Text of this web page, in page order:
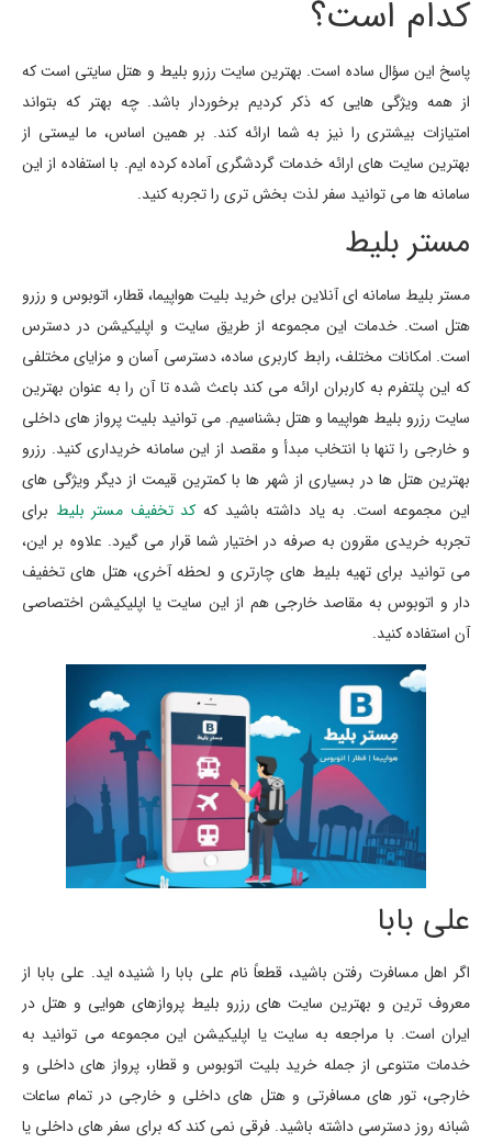
کدام است؟
پاسخ این سؤال ساده است. بهترین سایت رزرو بلیط و هتل سایتی است که
از همه ویژگی هایی که ذکر کردیم برخوردار باشد. چه بهتر که بتواند
امتیازات بیشتری را نیز به شما ارائه کند. بر همین اساس، ما لیستی از
بهترین سایت های ارائه خدمات گردشگری آماده کرده ایم. با استفاده از این
سامانه ها می توانید سفر لذت بخش تری را تجربه کنید.
مستر بلیط
مستر بلیط سامانه ای آنلاین برای خرید بلیت هواپیما، قطار، اتوبوس و رزرو
هتل است. خدمات این مجموعه از طریق سایت و اپلیکیشن در دسترس
است. امکانات مختلف، رابط کاربری ساده، دسترسی آسان و مزایای مختلفی
که این پلتفرم به کاربران ارائه می کند باعث شده تا آن را به عنوان بهترین
سایت رزرو بلیط هواپیما و هتل بشناسیم. می توانید بلیت پرواز های داخلی
و خارجی را تنها با انتخاب مبدأ و مقصد از این سامانه خریداری کنید. رزرو
بهترین هتل ها در بسیاری از شهر ها با کمترین قیمت از دیگر ویژگی های
این مجموعه است. به یاد داشته باشید که کد تخفیف مستر بلیط برای
تجربه خریدی مقرون به صرفه در اختیار شما قرار می گیرد. علاوه بر این،
می توانید برای تهیه بلیط های چارتری و لحظه آخری، هتل های تخفیف
دار و اتوبوس به مقاصد خارجی هم از این سایت یا اپلیکیشن اختصاصی
آن استفاده کنید.
علی بابا
اگر اهل مسافرت رفتن باشید، قطعاً نام علی بابا را شنیده اید. علی بابا از
معروف ترین و بهترین سایت های رزرو بلیط پروازهای هوایی و هتل در
ایران است. با مراجعه به سایت یا اپلیکیشن این مجموعه می توانید به
خدمات متنوعی از جمله خرید بلیت اتوبوس و قطار، پرواز های داخلی و
خارجی، تور های مسافرتی و هتل های داخلی و خارجی در تمام ساعات
شبانه روز دسترسی داشته باشید. فرقی نمی کند که برای سفر های داخلی یا